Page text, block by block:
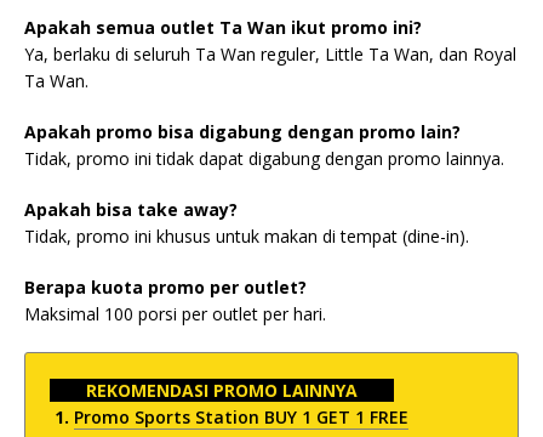
Apakah semua outlet Ta Wan ikut promo ini?
Ya, berlaku di seluruh Ta Wan reguler, Little Ta Wan, dan Royal
Ta Wan.
Apakah promo bisa digabung dengan promo lain?
Tidak, promo ini tidak dapat digabung dengan promo lainnya.
Apakah bisa take away?
Tidak, promo ini khusus untuk makan di tempat (dine-in).
Berapa kuota promo per outlet?
Maksimal 100 porsi per outlet per hari.
REKOMENDASI PROMO LAINNYA
Promo Sports Station BUY 1 GET 1 FREE